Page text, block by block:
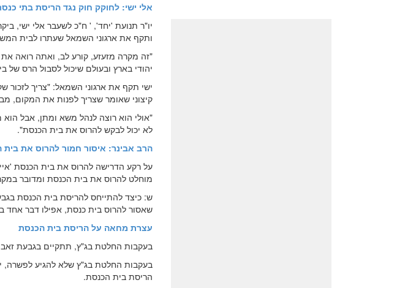
אלי ישי: לחוקק חוק נגד הריסת בתי
יו"ר תנועת 'יחד', ' ח"כ לשעבר אלי ישי,
ותקף את ארגוני השמאל שעתרו לבית
"זה מקרה מזעזע, קורע לב, ואתה רואה את
יהודי בארץ ובעולם שיכול לסבול הרס של
ישי תקף את ארגוני השמאל: "צריך
קיצוני שאומר שצריך לפנות את המקום,
"אולי הוא רוצה לנהל משא ומתן, אבל
לא יכול לבקש להרוס את בית הכנסת".
הרב אבינר: איסור חמור להרוס את
על רקע הדרישה להרוס את בית הכנסת
מוחלט להרוס את בית הכנסת ומדובר
ש: כיצד להתייחס להריסת בית הכנסת
שאסור להרוס בית כנסת, אפילו דבר אחד
עצרת מחאה על הריסת בית הכנסת
בעקבות החלטת בג"ץ, תתקיים בגבעת
בעקבות החלטת בג"ץ שלא להגיע לפשרה,
הריסת בית הכנסת.